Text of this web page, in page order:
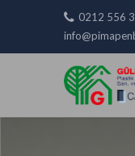
0212 556